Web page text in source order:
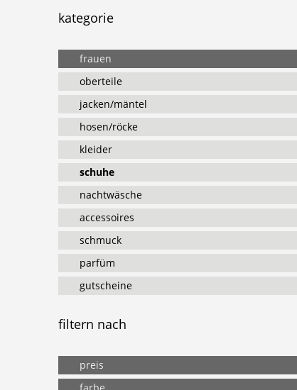
kategorie
frauen
oberteile
jacken/mäntel
hosen/röcke
kleider
schuhe
nachtwäsche
accessoires
schmuck
parfüm
gutscheine
filtern nach
preis